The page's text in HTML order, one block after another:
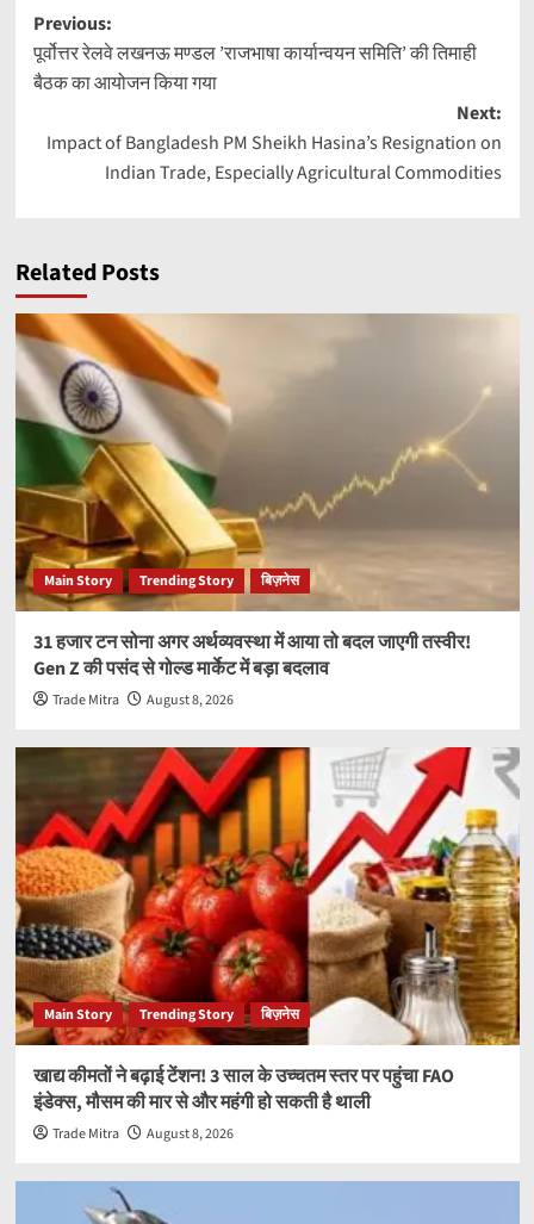
Post
navigation
Previous:
पूर्वोत्तर रेलवे लखनऊ मण्डल ’राजभाषा कार्यान्वयन समिति’ की तिमाही
बैठक का आयोजन किया गया
Next:
Impact of Bangladesh PM Sheikh Hasina’s Resignation on
Indian Trade, Especially Agricultural Commodities
Related Posts
Main Story Trending Story बिज़नेस
31 हजार टन सोना अगर अर्थव्यवस्था में आया तो बदल जाएगी तस्वीर!
Gen Z की पसंद से गोल्ड मार्केट में बड़ा बदलाव
Trade Mitra August 8, 2026
Main Story Trending Story बिज़नेस
खाद्य कीमतों ने बढ़ाई टेंशन! 3 साल के उच्चतम स्तर पर पहुंचा FAO
इंडेक्स, मौसम की मार से और महंगी हो सकती है थाली
Trade Mitra August 8, 2026